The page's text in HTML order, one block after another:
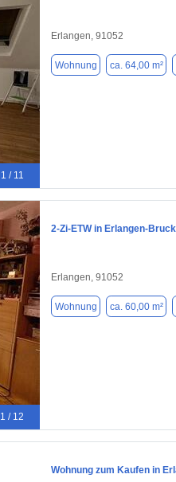
1 / 11
Erlangen, 91052
Wohnung ca. 64,00 m²
1 / 12
2-Zi-ETW in Erlangen-
Erlangen, 91052
Wohnung ca. 60,00 m²
Wohnung zum Kaufen in